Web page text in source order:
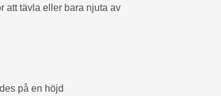
att tävla eller bara njuta av